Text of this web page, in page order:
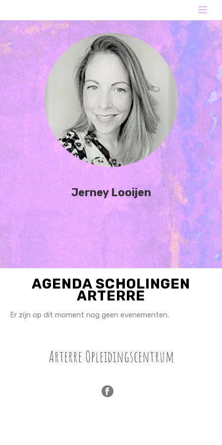
Jerney Looijen
AGENDA SCHOLINGEN
ARTERRE
Er zijn op dit moment nog geen evenementen.